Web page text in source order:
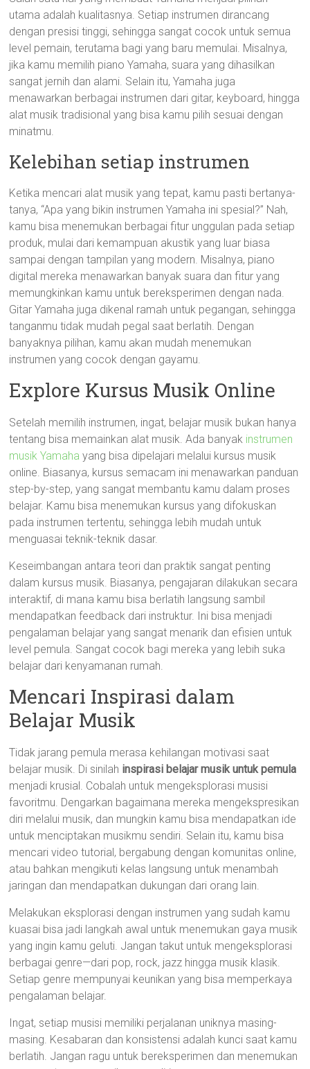
utama adalah kualitasnya. Setiap instrumen dirancang
dengan presisi tinggi, sehingga sangat cocok untuk semua
level pemain, terutama bagi yang baru memulai. Misalnya,
jika kamu memilih piano Yamaha, suara yang dihasilkan
sangat jernih dan alami. Selain itu, Yamaha juga
menawarkan berbagai instrumen dari gitar, keyboard, hingga
alat musik tradisional yang bisa kamu pilih sesuai dengan
minatmu.
Kelebihan setiap instrumen
Ketika mencari alat musik yang tepat, kamu pasti bertanya-
tanya, “Apa yang bikin instrumen Yamaha ini spesial?” Nah,
kamu bisa menemukan berbagai fitur unggulan pada setiap
produk, mulai dari kemampuan akustik yang luar biasa
sampai dengan tampilan yang modern. Misalnya, piano
digital mereka menawarkan banyak suara dan fitur yang
memungkinkan kamu untuk bereksperimen dengan nada.
Gitar Yamaha juga dikenal ramah untuk pegangan, sehingga
tanganmu tidak mudah pegal saat berlatih. Dengan
banyaknya pilihan, kamu akan mudah menemukan
instrumen yang cocok dengan gayamu.
Explore Kursus Musik Online
Setelah memilih instrumen, ingat, belajar musik bukan hanya
tentang bisa memainkan alat musik. Ada banyak instrumen
musik Yamaha yang bisa dipelajari melalui kursus musik
online. Biasanya, kursus semacam ini menawarkan panduan
step-by-step, yang sangat membantu kamu dalam proses
belajar. Kamu bisa menemukan kursus yang difokuskan
pada instrumen tertentu, sehingga lebih mudah untuk
menguasai teknik-teknik dasar.
Keseimbangan antara teori dan praktik sangat penting
dalam kursus musik. Biasanya, pengajaran dilakukan secara
interaktif, di mana kamu bisa berlatih langsung sambil
mendapatkan feedback dari instruktur. Ini bisa menjadi
pengalaman belajar yang sangat menarik dan efisien untuk
level pemula. Sangat cocok bagi mereka yang lebih suka
belajar dari kenyamanan rumah.
Mencari Inspirasi dalam
Belajar Musik
Tidak jarang pemula merasa kehilangan motivasi saat
belajar musik. Di sinilah inspirasi belajar musik untuk pemula
menjadi krusial. Cobalah untuk mengeksplorasi musisi
favoritmu. Dengarkan bagaimana mereka mengekspresikan
diri melalui musik, dan mungkin kamu bisa mendapatkan ide
untuk menciptakan musikmu sendiri. Selain itu, kamu bisa
mencari video tutorial, bergabung dengan komunitas online,
atau bahkan mengikuti kelas langsung untuk menambah
jaringan dan mendapatkan dukungan dari orang lain.
Melakukan eksplorasi dengan instrumen yang sudah kamu
kuasai bisa jadi langkah awal untuk menemukan gaya musik
yang ingin kamu geluti. Jangan takut untuk mengeksplorasi
berbagai genre—dari pop, rock, jazz hingga musik klasik.
Setiap genre mempunyai keunikan yang bisa memperkaya
pengalaman belajar.
Ingat, setiap musisi memiliki perjalanan uniknya masing-
masing. Kesabaran dan konsistensi adalah kunci saat kamu
berlatih. Jangan ragu untuk bereksperimen dan menemukan